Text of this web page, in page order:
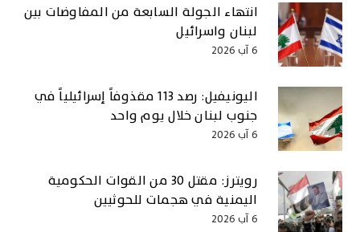
انتهاء الجولة السابعة من المفاوضات بين
لبنان واسرائيل
6 آب 2026
اليونيفيل: رصد 113 مقذوفاً إسرائيلياً في
جنوب لبنان خلال يوم واحد
6 آب 2026
رويترز: مقتل 30 من القوات الحكومية
اليمنية في هجمات للحوثيين
6 آب 2026